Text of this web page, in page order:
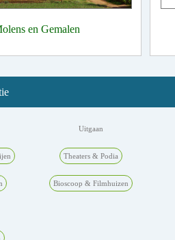
en Gemalen
Uitgaan
Theaters & Podia
Bioscoop & Filmhuizen